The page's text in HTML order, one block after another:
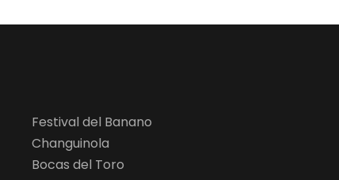
Festival del Banano
Changuinola
Bocas del Toro